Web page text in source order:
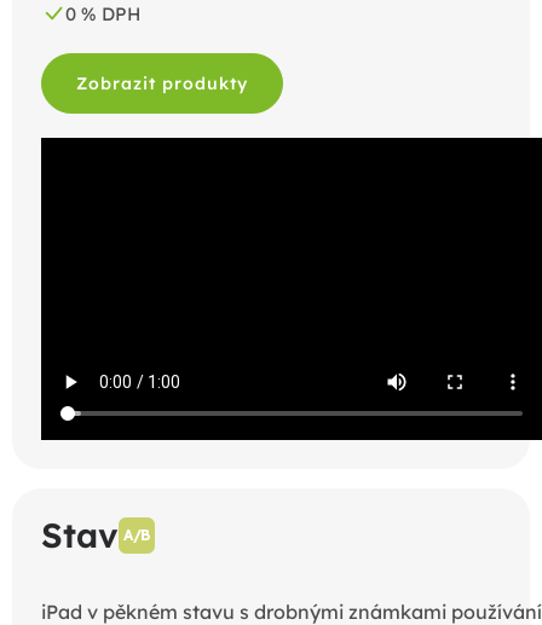
0 % DPH
Zobrazit produkty
Stav A/B
iPad v pěkném stavu s drobnými známkami